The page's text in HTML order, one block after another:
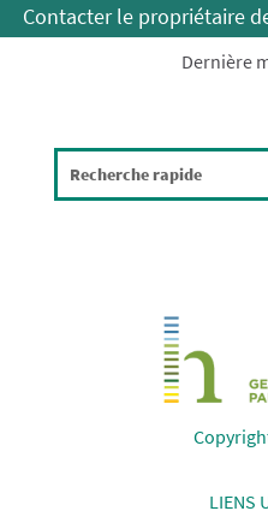
Contacter le propriétaire
Dernière
LIENS